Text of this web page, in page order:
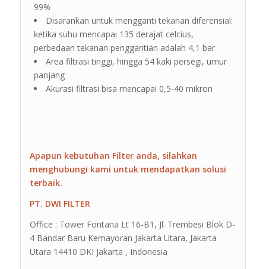
99%
Disarankan untuk mengganti tekanan diferensial:
ketika suhu mencapai 135 derajat celcius,
perbedaan tekanan penggantian adalah 4,1 bar
Area filtrasi tinggi, hingga 54 kaki persegi, umur
panjang
Akurasi filtrasi bisa mencapai 0,5-40 mikron
Apapun kebutuhan Filter anda, silahkan
menghubungi kami untuk mendapatkan solusi
terbaik.
PT. DWI FILTER
Office : Tower Fontana Lt 16-B1, Jl. Trembesi Blok D-
4 Bandar Baru Kemayoran Jakarta Utara, Jakarta
Utara 14410 DKI Jakarta , Indonesia